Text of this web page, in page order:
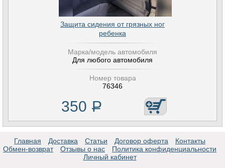
Защита сидения от грязных ног
ребенка
Марка/модель автомобиля
Для любого автомобиля
Номер товара
76346
350 Р
Главная Доставка Статьи Договор оферта
Контакты
Обмен-возврат
Отзывы о нас
Политика конфиденциальности
Личный кабинет